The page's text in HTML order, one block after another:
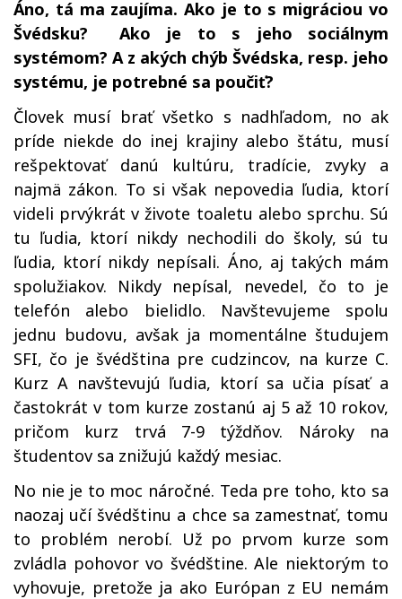
Áno, tá ma zaujíma. Ako je to s migráciou vo
Švédsku? Ako je to s jeho sociálnym
systémom? A z akých chýb Švédska, resp. jeho
systému, je potrebné sa poučiť?
Človek musí brať všetko s nadhľadom, no ak
príde niekde do inej krajiny alebo štátu, musí
rešpektovať danú kultúru, tradície, zvyky a
najmä zákon. To si však nepovedia ľudia, ktorí
videli prvýkrát v živote toaletu alebo sprchu. Sú
tu ľudia, ktorí nikdy nechodili do školy, sú tu
ľudia, ktorí nikdy nepísali. Áno, aj takých mám
spolužiakov. Nikdy nepísal, nevedel, čo to je
telefón alebo bielidlo. Navštevujeme spolu
jednu budovu, avšak ja momentálne študujem
SFI, čo je švédština pre cudzincov, na kurze C.
Kurz A navštevujú ľudia, ktorí sa učia písať a
častokrát v tom kurze zostanú aj 5 až 10 rokov,
pričom kurz trvá 7-9 týždňov. Nároky na
študentov sa znižujú každý mesiac.
No nie je to moc náročné. Teda pre toho, kto sa
naozaj učí švédštinu a chce sa zamestnať, tomu
to problém nerobí. Už po prvom kurze som
zvládla pohovor vo švédštine. Ale niektorým to
vyhovuje, pretože ja ako Európan z EU nemám